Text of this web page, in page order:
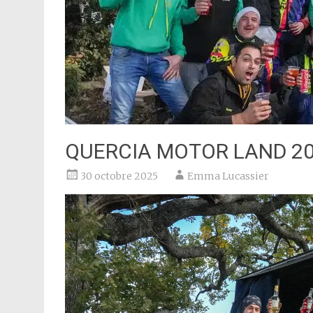
QUERCIA MOTOR LAND
30 octobre 2025 Emma Lucassier